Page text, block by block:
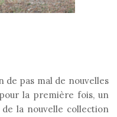
de pas mal de nouvelles
la première fois, un
la nouvelle collection